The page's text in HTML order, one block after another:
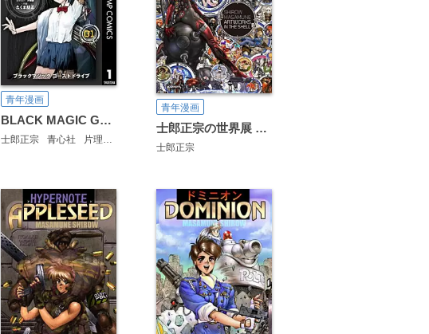
青年漫画
BLACK MAGIC GHOST DRIVE
士郎正宗 青心社 片理誠
青年漫画
士郎正宗の世界展 公式原画集 SHIROW MASAMUNE ARTWORKS IN THE SHELL
士郎正宗